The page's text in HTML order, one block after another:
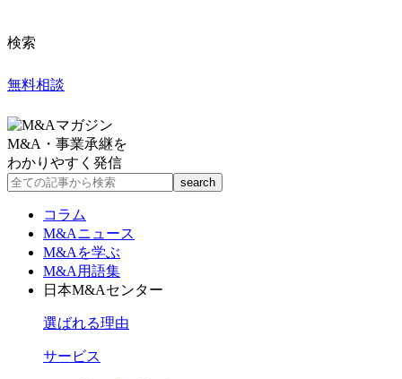
検索
無料相談
M&A・事業承継を
わかりやすく発信
コラム
M&Aニュース
M&Aを学ぶ
M&A用語集
日本M&Aセンター
選ばれる理由
サービス